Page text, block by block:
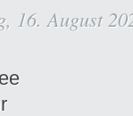
16. August